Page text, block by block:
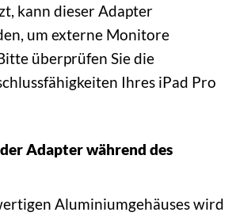
kann dieser Adapter
um externe Monitore
überprüfen Sie die
Ihres iPad Pro
Adapter während des
Aluminiumgehäuses wird